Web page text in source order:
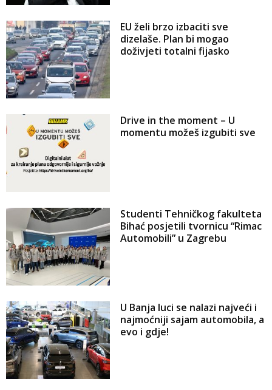
EU želi brzo izbaciti sve
dizelaše. Plan bi mogao
doživjeti totalni fijasko
Drive in the moment – U
momentu možeš izgubiti sve
Studenti Tehničkog fakulteta
Bihać posjetili tvornicu “Rimac
Automobili” u Zagrebu
U Banja luci se nalazi najveći i
najmoćniji sajam automobila, a
evo i gdje!